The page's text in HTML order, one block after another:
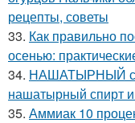
рецепты, советы
33. Как правильно
осенью:
34. НАШАТЫРНЫЙ
нашатырный спирт
35. Аммиак 10